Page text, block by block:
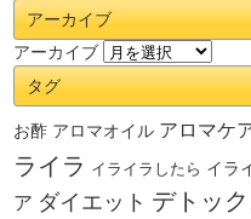
アーカイブ
アーカイブ
タグ
お酢 アロマオイル アロマケ
ライラ イライラしたら イラ
ア ダイエット デトック